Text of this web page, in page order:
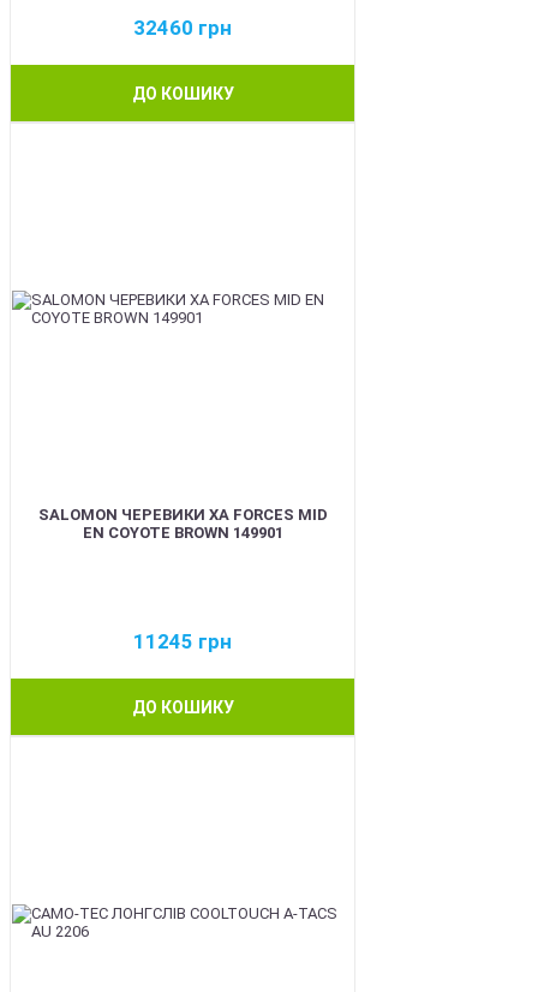
32460 грн
ДО КОШИКУ
SALOMON ЧЕРЕВИКИ XA FORCES MID
EN COYOTE BROWN 149901
11245 грн
ДО КОШИКУ